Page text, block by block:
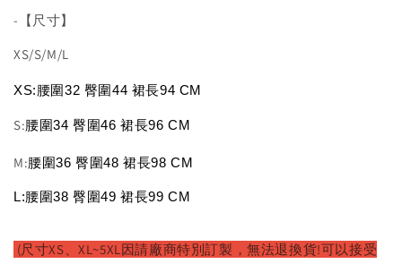
-【尺寸】
XS/S/M/L
XS: 腰圍32 臀圍44 裙長94 CM
S:腰圍34 臀圍46 裙長96 CM
M:腰圍36 臀圍48 裙長98 CM
L:腰圍38 臀圍49 裙長99 CM
(尺寸XS、XL~5XL因請廠商特別訂製，無法退換貨!可以接受